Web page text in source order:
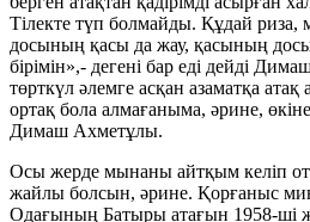
Тілекте түп болмайды. Құдай риза,
досының қасы да жау, қасының досы
бірімін»,- дегені бар еді дейді
төрткүл әлемге асқан азаматқа
ортақ бола алмағаныма, әрине,
Димаш Ахметұлы.
Осы жерде мынаны айтқым келіп
жайлы болсын, әрине. Қорғаныс
Одағының Батыры атағын 1958-ші